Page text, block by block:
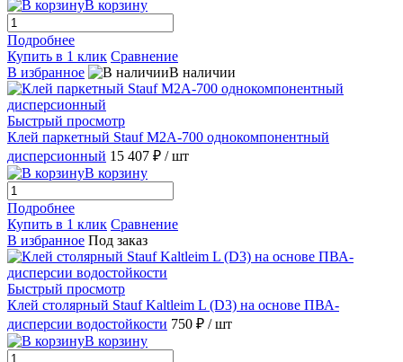
В корзину
Подробнее
Купить в 1 клик Сравнение
В избранное
В наличии
Быстрый просмотр
Клей паркетный Stauf M2A-700 однокомпонентный
дисперсионный 15 407 ₽ / шт
В корзину
Подробнее
Купить в 1 клик Сравнение
В избранное Под заказ
Быстрый просмотр
Клей столярный Stauf Kaltleim L (D3) на основе ПВА-
дисперсии водостойкости 750 ₽ / шт
В корзину